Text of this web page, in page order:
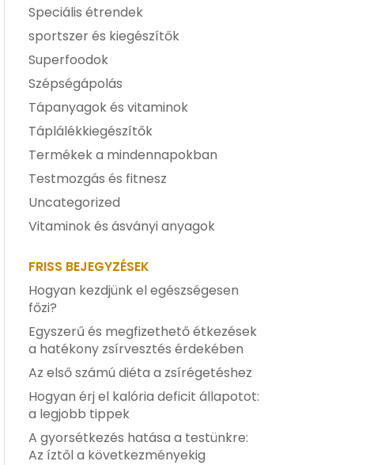
Speciális étrendek
sportszer és kiegészítők
Superfoodok
Szépségápolás
Tápanyagok és vitaminok
Táplálékkiegészítők
Termékek a mindennapokban
Testmozgás és fitnesz
Uncategorized
Vitaminok és ásványi anyagok
FRISS BEJEGYZÉSEK
Hogyan kezdjünk el egészségesen
főzi?
Egyszerű és megfizethető étkezések
a hatékony zsírvesztés érdekében
Az első számú diéta a zsírégetéshez
Hogyan érj el kalória deficit állapotot:
a legjobb tippek
A gyorsétkezés hatása a testünkre:
Az íztől a következményekig